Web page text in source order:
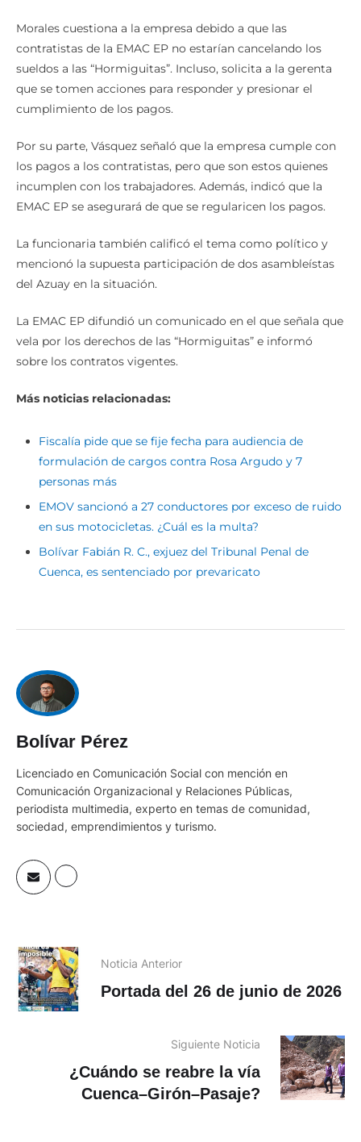
Morales cuestiona a la empresa debido a que las
contratistas de la EMAC EP no estarían cancelando los
sueldos a las “Hormiguitas”. Incluso, solicita a la gerenta
que se tomen acciones para responder y presionar el
cumplimiento de los pagos.
Por su parte, Vásquez señaló que la empresa cumple con
los pagos a los contratistas, pero que son estos quienes
incumplen con los trabajadores. Además, indicó que la
EMAC EP se asegurará de que se regularicen los pagos.
La funcionaria también calificó el tema como político y
mencionó la supuesta participación de dos asambleístas
del Azuay en la situación.
La EMAC EP difundió un comunicado en el que señala que
vela por los derechos de las “Hormiguitas” e informó
sobre los contratos vigentes.
Más noticias relacionadas:
Fiscalía pide que se fije fecha para audiencia de
formulación de cargos contra Rosa Argudo y 7
personas más
EMOV sancionó a 27 conductores por exceso de ruido
en sus motocicletas. ¿Cuál es la multa?
Bolívar Fabián R. C., exjuez del Tribunal Penal de
Cuenca, es sentenciado por prevaricato
Bolívar Pérez
Licenciado en Comunicación Social con mención en
Comunicación Organizacional y Relaciones Públicas,
periodista multimedia, experto en temas de comunidad,
sociedad, emprendimientos y turismo.
Noticia Anterior
Portada del 26 de junio de 2026
Siguiente Noticia
¿Cuándo se reabre la vía
Cuenca–Girón–Pasaje?